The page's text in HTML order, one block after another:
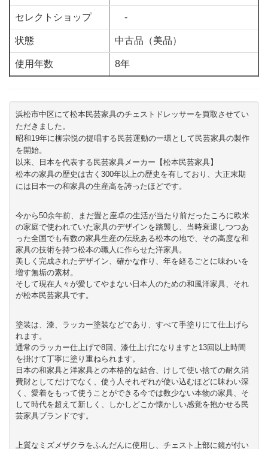
セレクトショップ -
状態 中古品（美品）
使用年数 8年
浜松市中区にて松本民芸家具のチェストドレッサーを買取させてい
ただきました。
昭和19年に柳宗悦の提唱する民芸運動の一環として民芸家具の製作
を開始。
以来、日本を代表する民芸家具メーカー【松本民芸家具】
松本の家具の歴史は古く300年以上の歴史を有しており、大正末期
には日本一の和家具の生産高を誇ったほどです。
今から50余年前、まだ畳と座卓の生活が当たり前だったころに欧米
の家庭で使われていた家具のデザインを踏襲し、当時衰退しつつあ
った全国でも有数の家具生産の伝統ある松本の地で、その高度な和
家具の技術を持つ松本の職人に作らせた洋家具。
美しく完成されたデザイン、確かな作り、年を経るごとに味わいを
増す無垢の素材。
そして現在人々が愛してやまない日本人のための和風洋家具、それ
が松本民芸家具です。
塗装は、漆、ラッカー塗装などであり、すべて手塗りにて仕上げら
れます。
通常のラッカー仕上げで8回、漆仕上げになりますと13回以上時間
を掛けて丁寧に塗り重ねられます。
日本の和家具と洋家具との本格的な結合、けして使い捨ての耐久消
費財としてだけでなく、使う人それぞれが使い込むほどに昧わい深
く、愛着をもって使うことができる今では数少ない本物の家具、そ
して時代を超えて新しく、しかしどこか懐かしい感覚を抱かせる民
芸家具ブランドです。
上質なミズメザクラをふんだんに使用し、チェスト上部に鏡が付い